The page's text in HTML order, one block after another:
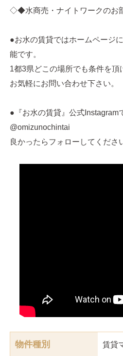
◇◆水商売・ナイトワークの
●お水の賃貸ではホームページ
能です。
1都3県どこの場所でも条件を
お気軽にお問い合わせ下さい。
●『お水の賃貸』公式Instagram
@omizunochintai
良かったらフォローしてくださ
物件種別 賃貸